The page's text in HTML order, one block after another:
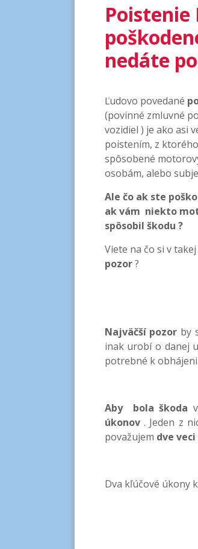
Poistenie
nedáte
Ľudovo povedané
(povinné zmluvné
vozidiel ) je ako asi
poistením, z
spôsobené
osobám, alebo
Ale čo ak ste
ak vám niekto
spôsobil škodu ?
Viete na čo si v
pozor?
Najväčší pozor by
inak urobí o danej
potrebné k
Aby bola škoda
úkonov. Jeden z
považujem dve
Dva kľúčové úkony